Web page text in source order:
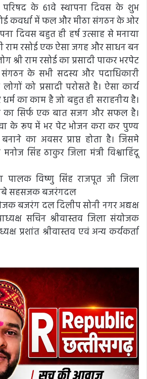
परिषद के 61वे स्थापना दिवस के शुभ
कवर्धा में फल और मीठा संगठन के ओर
दिवस बहुत ही हर्ष उत्साह से मनाया
राम रसोई एक ऐसा जगह और साधन बन
श्री राम रसोई का प्रसादी पाकर भरपेट
के सभी सदस्य और पदाधिकारी
को प्रसादी परोसते है। ऐसा कार्य
का काम है जो बहुत ही सराहनीय है।
का सिर्फ एक बात सजग और सफल है।
के रूप में भर पेट भोजन करा कर पुण्य
का अवसर प्राप्त होता है। जिसमे
सिंह ठाकुर जिला मंत्री विश्वाहिंदू
पालक विष्णु सिंह राजपूत जी जिला
सहसजक बजरंगदल
बजरंग दल दिलीप सोनी नगर अद्यक्ष
सचिन श्रीवास्तव जिला संयोजक
प्रशांत श्रीवास्तव एवं अन्य कर्यकर्ता